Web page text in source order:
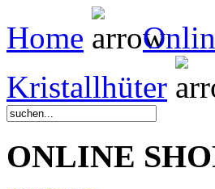
Home
Kristallhüter
ONLINE